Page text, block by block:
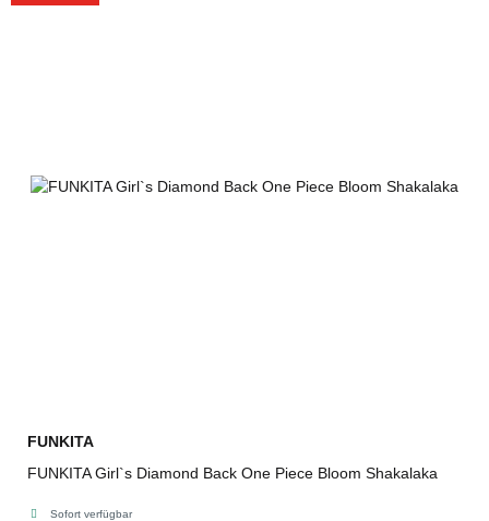
FUNKITA
FUNKITA Girl`s Diamond Back One Piece Bloom Shakalaka
Sofort verfügbar